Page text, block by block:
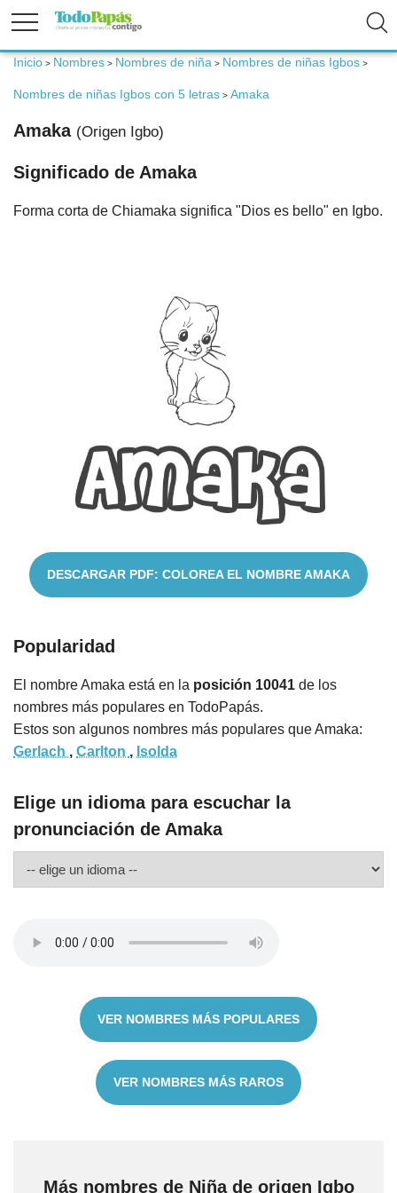
Fertilidad
Embarazo
Bebé
Niños
Inicio > Nombres > Nombres de niña > Nombres de niñas Igbos >
Nombres de niñas Igbos con 5 letras > Amaka
Amaka (Origen Igbo)
Significado de Amaka
Forma corta de Chiamaka significa "Dios es bello" en Igbo.
DESCARGAR PDF: COLOREA EL NOMBRE AMAKA
Popularidad
El nombre Amaka está en la posición 10041 de los
nombres más populares en TodoPapás.
Estos son algunos nombres más populares que Amaka:
Gerlach , Carlton , Isolda
Elige un idioma para escuchar la
pronunciación de Amaka
VER NOMBRES MÁS POPULARES
VER NOMBRES MÁS RAROS
Más nombres de Niña de origen Igbo